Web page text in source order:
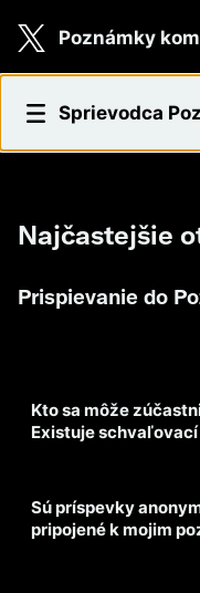
Poznámky
Sprievodca
Najčastejšie
Prispievanie do
Kto sa môže
Existuje
Sú príspevky
pripojené k mojim